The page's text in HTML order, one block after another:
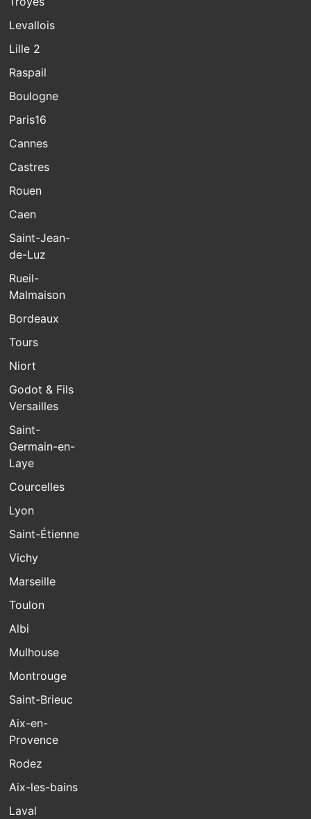
Levallois
Lille 2
Raspail
Boulogne
Paris16
Cannes
Castres
Rouen
Caen
Saint-Jean-
de-Luz
Rueil-
Malmaison
Bordeaux
Tours
Niort
Godot & Fils
Versailles
Saint-
Germain-en-
Laye
Courcelles
Lyon
Saint-Étienne
Vichy
Marseille
Toulon
Albi
Mulhouse
Montrouge
Saint-Brieuc
Aix-en-
Provence
Rodez
Aix-les-bains
Laval